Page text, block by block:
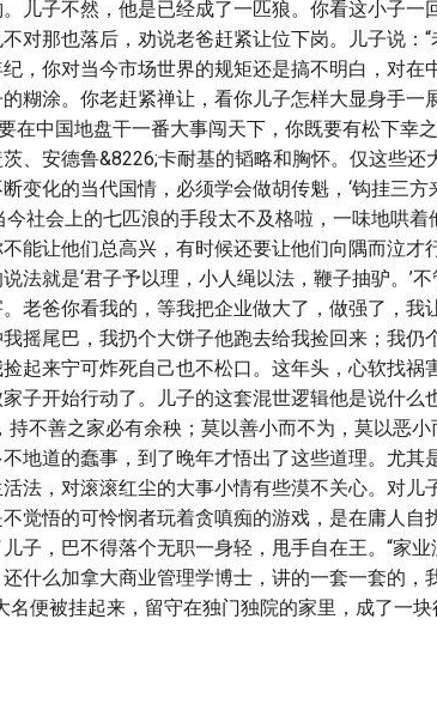
儿子不然，他是已经成了一匹狼。你看这小子一
对那也落后，劝说老爸赶紧让位下岗。儿子说：
，你对当今市场世界的规矩还是搞不明白，对在
糊涂。你老赶紧禅让，看你儿子怎样大显身手一
在中国地盘干一番大事闯天下，你既要有松下幸
、安德鲁&8226;卡耐基的韬略和胸怀。仅这些还
变化的当代国情，必须学会做胡传魁，‘钩挂三
今社会上的七匹浪的手段太不及格啦，一味地哄着
能让他们总高兴，有时候还要让他们向隅而泣才
法就是‘君子予以理，小人绳以法，鞭子抽驴。’
老爸你看我的，等我把企业做大了，做强了，我
摇尾巴，我扔个大饼子他跑去给我捡回来；我仍
起来宁可炸死自己也不松口。这年头，心软找祸
子开始行动了。儿子的这套混世逻辑他是说什么
持不善之家必有余秧；莫以善小而不为，莫以恶小
地道的蠢事，到了晚年才悟出了这些道理。尤其
法，对滚滚红尘的大事小情有些漠不关心。对儿
觉悟的可怜悯者玩着贪嗔痴的游戏，是在庸人自
子，巴不得落个无职一身轻，甩手自在王。“家业
什么加拿大商业管理学博士，讲的一套一套的，
名便被挂起来，留守在独门独院的家里，成了一块